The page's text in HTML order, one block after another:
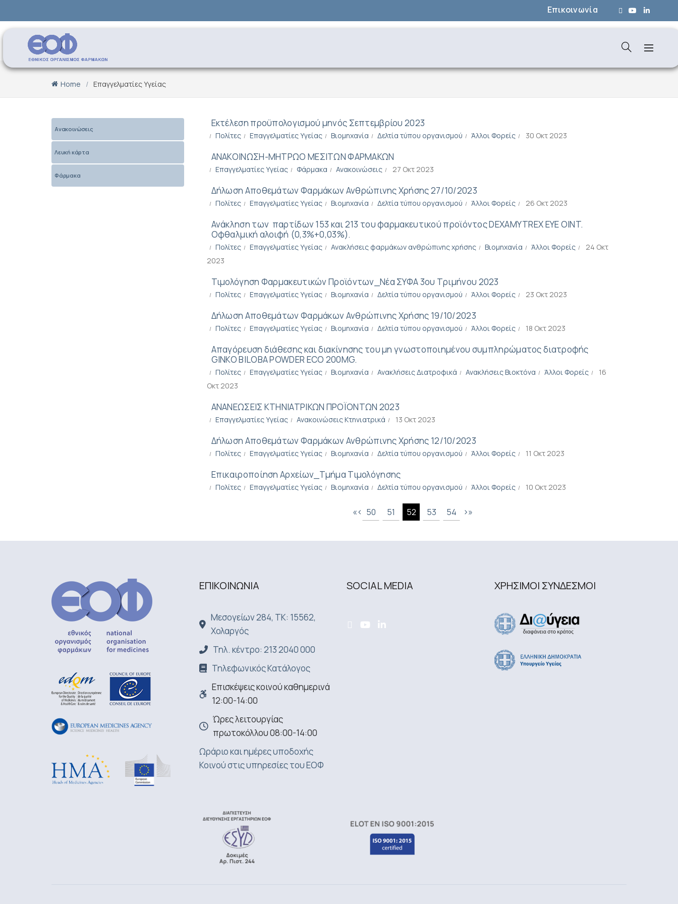
Επικοινωνία
Home Επαγγελματίες Υγείας
Eκτέλεση προϋπολογισμού μηνός Σεπτεμβρίου 2023
Πολίτες Επαγγελματίες Υγείας Βιομηχανία Δελτία τύπου οργανισμού Άλλοι Φορείς 30 Οκτ 2023
ΑΝΑΚΟΙΝΩΣΗ-ΜΗΤΡΩΟ ΜΕΣΙΤΩΝ ΦΑΡΜΑΚΩΝ
Επαγγελματίες Υγείας Φάρμακα Ανακοινώσεις 27 Οκτ 2023
Δήλωση Αποθεμάτων Φαρμάκων Ανθρώπινης Χρήσης 27/10/2023
Πολίτες Επαγγελματίες Υγείας Βιομηχανία Δελτία τύπου οργανισμού Άλλοι Φορείς 26 Οκτ 2023
Ανάκληση των παρτίδων 153 και 213 του φαρμακευτικού προϊόντος DEXAMYTREX EYE OINT.
Οφθαλμική αλοιφή (0,3%+0,03%).
Πολίτες Επαγγελματίες Υγείας Ανακλήσεις φαρμάκων ανθρώπινης χρήσης Βιομηχανία Άλλοι Φορείς
24 Οκτ
2023
Τιμολόγηση Φαρμακευτικών Προϊόντων_Νέα ΣΥΦΑ 3ου Τριμήνου 2023
Πολίτες Επαγγελματίες Υγείας Βιομηχανία Δελτία τύπου οργανισμού Άλλοι Φορείς 23 Οκτ 2023
Δήλωση Αποθεμάτων Φαρμάκων Ανθρώπινης Χρήσης 19/10/2023
Πολίτες Επαγγελματίες Υγείας Βιομηχανία Δελτία τύπου οργανισμού Άλλοι Φορείς 18 Οκτ 2023
Απαγόρευση διάθεσης και διακίνησης του μη γνωστοποιημένου συμπληρώματος διατροφής
GINKO BILOBA POWDER ECO 200MG.
Πολίτες Επαγγελματίες Υγείας Βιομηχανία Ανακλήσεις Διατροφικά Ανακλήσεις Βιοκτόνα Άλλοι Φορείς
16
Οκτ 2023
ΑΝΑΝΕΩΣΕΙΣ ΚΤΗΝΙΑΤΡΙΚΩΝ ΠΡΟΪΟΝΤΩΝ 2023
Επαγγελματίες Υγείας Ανακοινώσεις Κτηνιατρικά 13 Οκτ 2023
Δήλωση Αποθεμάτων Φαρμάκων Ανθρώπινης Χρήσης 12/10/2023
Πολίτες Επαγγελματίες Υγείας Βιομηχανία Δελτία τύπου οργανισμού Άλλοι Φορείς 11 Οκτ 2023
Επικαιροποίηση Αρχείων_Τμήμα Τιμολόγησης
Πολίτες Επαγγελματίες Υγείας Βιομηχανία Δελτία τύπου οργανισμού Άλλοι Φορείς 10 Οκτ 2023
«‹ 50 51 52 53 54 ›»
Ανακοινώσεις
Λευκή κάρτα
Φάρμακα
ΕΠΙΚΟΙΝΩΝΙA
Μεσογείων 284, ΤΚ: 15562,
Χολαργός
Τηλ. κέντρο: 213 2040 000
Τηλεφωνικός Κατάλογος
Επισκέψεις κοινού καθημερινά
12:00-14:00
Ώρες λειτουργίας
πρωτοκόλλου 08:00-14:00
Ωράριο και ημέρες υποδοχής
Κοινού στις υπηρεσίες του ΕΟΦ
SOCIAL MEDIA ΧΡΗΣΙΜΟΙ ΣΥΝΔΕΣΜΟΙ